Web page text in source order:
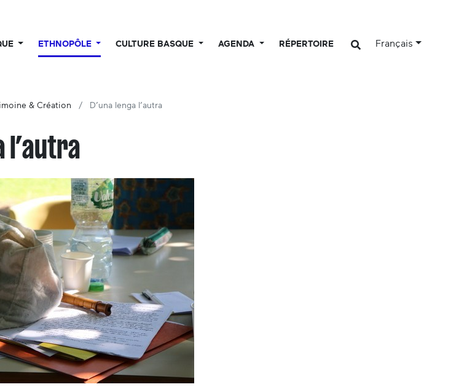
ETHNOPÔLE CULTURE BASQUE AGENDA RÉPERTOIRE Français
& Création D’una lenga l’autra
l’autra